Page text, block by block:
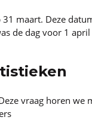
maart. Deze
de dag voor 1
vraag horen